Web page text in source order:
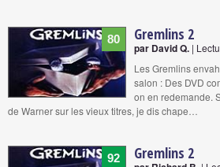
80 Gremlins 2
par David Q. |
Les Gremlins
salon : Des DVD
on en redemande.
de Warner sur les vieux titres, je dis chape…
92 Gremlins 2